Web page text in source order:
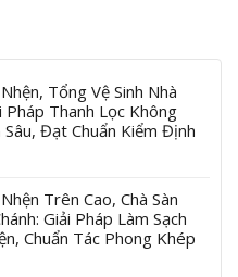
Tổng Vệ Sinh Nhà
Pháp Thanh Lọc Không
Sâu, Đạt Chuẩn Kiểm Định
Trên Cao, Chà Sàn
Giải Pháp Làm Sạch
Chuẩn Tác Phong Khép